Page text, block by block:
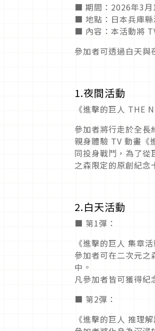
■ 期間：2026年3月
■ 地點：日本兵庫縣
■ 內容：本活動將
參加者可透過白天與
1.夜間活動
《進擊的巨人 THE
參加者將行走於全長
親身體驗 TV 動畫《
同投身戰鬥，為了
之森限定的原創紀念
2.白天活動
■ 第1彈：
《進擊的巨人 集章
參加者可在二次元
中。
凡參加者皆可獲得紀
■ 第2彈：
《進擊的巨人 推理